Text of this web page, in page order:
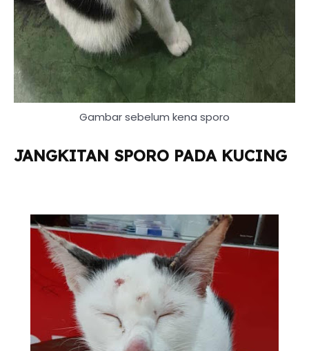
Gambar sebelum kena sporo
JANGKITAN SPORO PADA KUCING